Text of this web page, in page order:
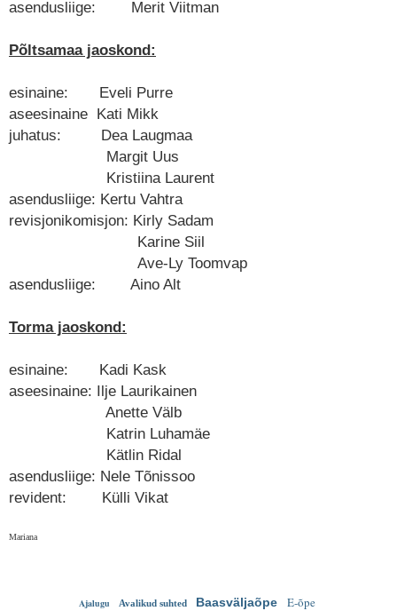
asendusliige: Merit Viitman
Põltsamaa jaoskond:
esinaine: Eveli Purre
aseesinaine Kati Mikk
juhatus: Dea Laugmaa
Margit Uus
Kristiina Laurent
asendusliige: Kertu Vahtra
revisjonikomisjon: Kirly Sadam
Karine Siil
Ave-Ly Toomvap
asendusliige: Aino Alt
Torma jaoskond:
esinaine: Kadi Kask
aseesinaine: Ilje Laurikainen
Anette Välb
Katrin Luhamäe
Kätlin Ridal
asendusliige: Nele Tõnissoo
revident: Külli Vikat
Mariana
Ajalugu Avalikud suhted Baasväljaõpe E-õpe